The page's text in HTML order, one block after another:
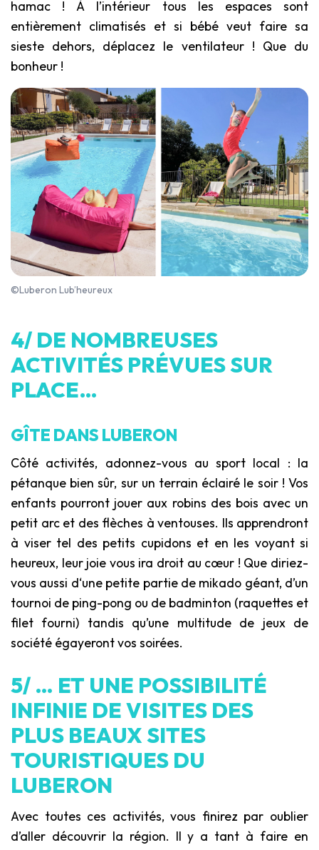
hamac ! À l’intérieur tous les espaces sont
entièrement climatisés et si bébé veut faire sa
sieste dehors, déplacez le ventilateur ! Que du
bonheur !
©Luberon Lub’heureux
4/ DE NOMBREUSES
ACTIVITÉS PRÉVUES SUR
PLACE…
GÎTE DANS LUBERON
Côté activités, adonnez-vous au sport local : la
pétanque bien sûr, sur un terrain éclairé le soir ! Vos
enfants pourront jouer aux robins des bois avec un
petit arc et des flèches à ventouses. Ils apprendront
à viser tel des petits cupidons et en les voyant si
heureux, leur joie vous ira droit au cœur ! Que diriez-
vous aussi d‘une petite partie de mikado géant, d’un
tournoi de ping-pong ou de badminton (raquettes et
filet fourni) tandis qu’une multitude de jeux de
société égayeront vos soirées.
5/ … ET UNE POSSIBILITÉ
INFINIE DE VISITES DES
PLUS BEAUX SITES
TOURISTIQUES DU
LUBERON
Avec toutes ces activités, vous finirez par oublier
d’aller découvrir la région. Il y a tant à faire en